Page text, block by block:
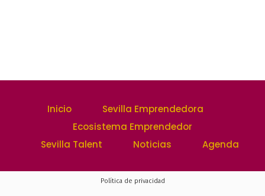
Inicio
Sevilla Emprendedora
Ecosistema Emprendedor
Sevilla Talent
Noticias Agenda
Política de privacidad